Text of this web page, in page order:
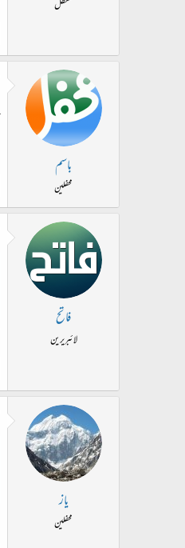
معطل
باسم
محفلین
فاتح
لائبریرین
یاز
محفلین